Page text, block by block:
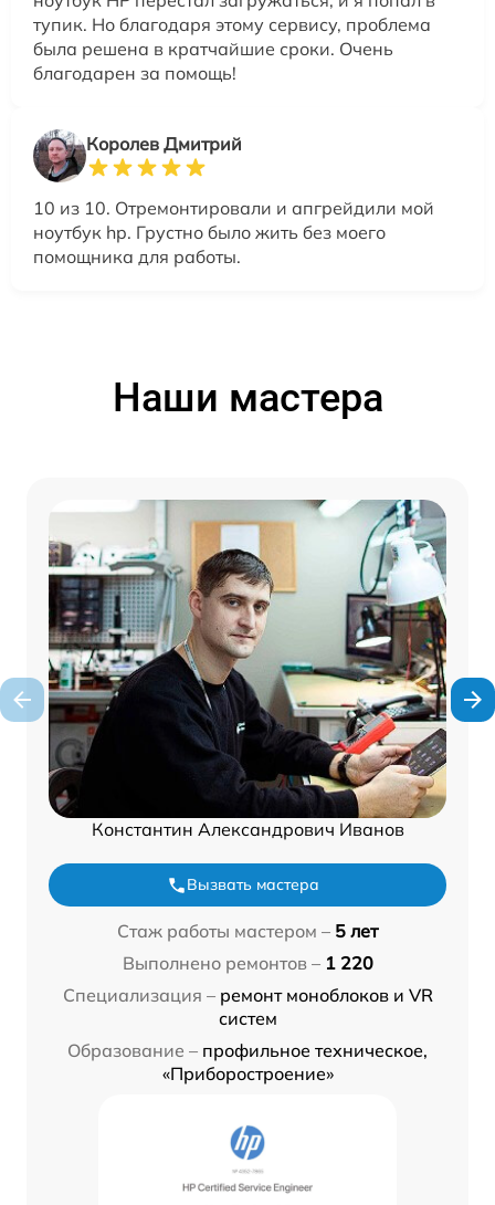
тупик. Но благодаря этому сервису, проблема
была решена в кратчайшие сроки. Очень
благодарен за помощь!
Королев Дмитрий
10 из 10. Отремонтировали и апгрейдили мой
ноутбук hp. Грустно было жить без моего
помощника для работы.
Наши мастера
Константин Александрович Иванов
Вызвать мастера
Стаж работы мастером – 5 лет
Выполнено ремонтов – 1 220
Специализация – ремонт моноблоков и VR
систем
Образование – профильное техническое,
«Приборостроение»